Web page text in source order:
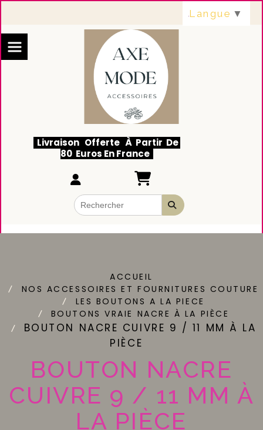
Livraison Offerte À Partir De
80 Euros En France
ACCUEIL
NOS ACCESSOIRES ET FOURNITURES COUTURE
LES BOUTONS A LA PIECE
BOUTONS VRAIE NACRE À LA PIÈCE
BOUTON NACRE CUIVRE 9 / 11 MM À LA
PIÈCE
BOUTON NACRE
CUIVRE 9 / 11 MM À
LA PIÈCE
Langue ▼
Panneau de gestion des cookies